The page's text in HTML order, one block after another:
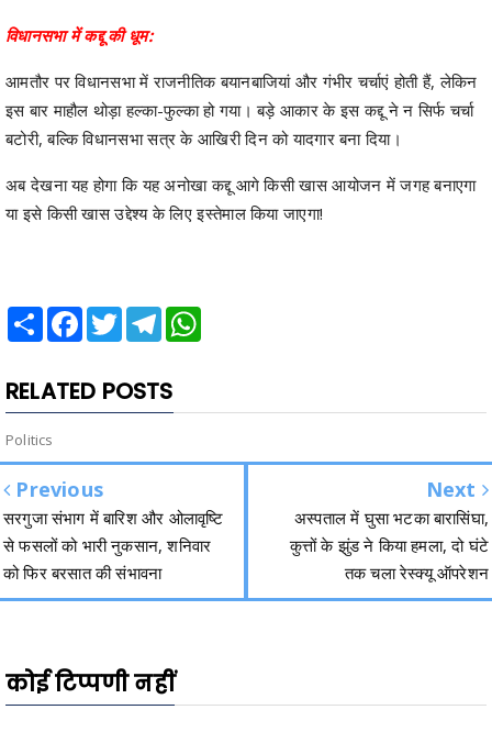
विधानसभा में कद्दू की धूम:
आमतौर पर विधानसभा में राजनीतिक बयानबाजियां और गंभीर चर्चाएं होती हैं, लेकिन
इस बार माहौल थोड़ा हल्का-फुल्का हो गया। बड़े आकार के इस कद्दू ने न सिर्फ चर्चा
बटोरी, बल्कि विधानसभा सत्र के आखिरी दिन को यादगार बना दिया।
अब देखना यह होगा कि यह अनोखा कद्दू आगे किसी खास आयोजन में जगह बनाएगा
या इसे किसी खास उद्देश्य के लिए इस्तेमाल किया जाएगा!
Share Facebook
TwitterTelegram
RELATED POSTS
Politics
Previous
सरगुजा संभाग में बारिश और ओलावृष्टि
से फसलों को भारी नुकसान, शनिवार
को फिर बरसात की संभावना
Next
अस्पताल में घुसा भटका बारासिंघा,
कुत्तों के झुंड ने किया हमला, दो घंटे
तक चला रेस्क्यू ऑपरेशन
कोई टिप्पणी नहीं